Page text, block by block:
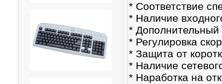
* Соответствие
* Наличие
*
* Регулировка
* Защита от
* Наличие
* Наработка на